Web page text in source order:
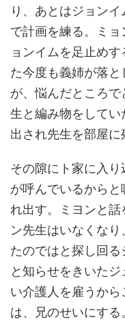
り、あとはジョン
で計画を練る。ミ
ョンイムを足止め
た今度も義姉が落
が、悩んだところ
生と編み物をして
出され先生を部屋に
その隙にト家に入
が呼んでいるから
れ出す。ミヨンと
ン先生はいなくな
たのではと探し回
と知らせをきいた
い介護人を雇うか
は、兄のせいにする。